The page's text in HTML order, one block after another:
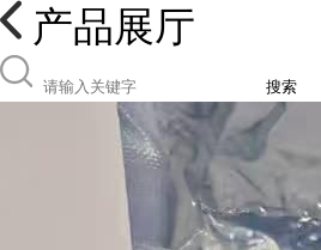
产品展厅
搜索